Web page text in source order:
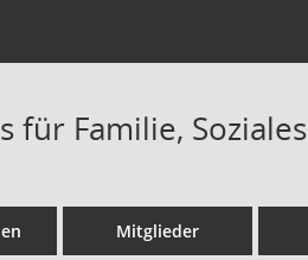
für Familie,
Mitglieder